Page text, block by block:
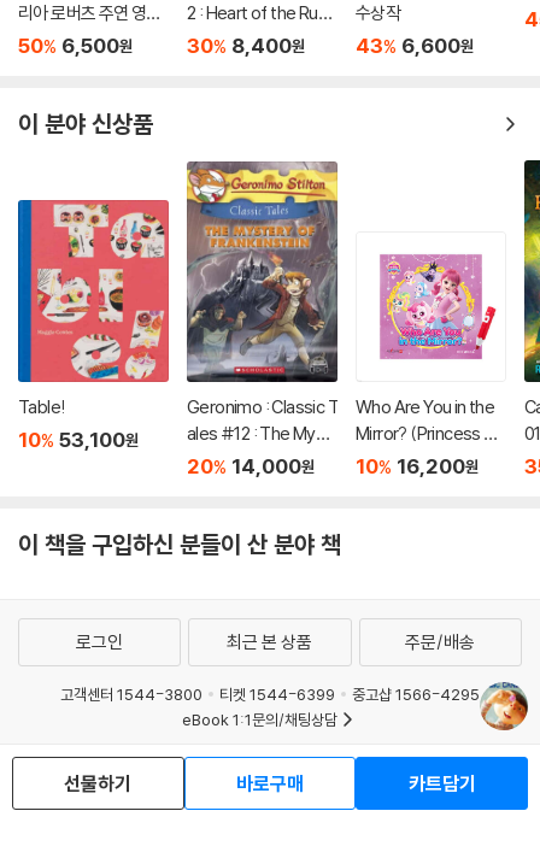
리아 로버츠 주연 영화
'원더' 원작 소설
50% 6,500원
2 : Heart of the Ruby
Dragon (A Branches
30% 8,400원
수상작
43% 6,600원
이 분야 신상품
Table!
10% 53,100원
Geronimo : Classic T
ales #12 : The Myst
ery of Frankenstein
20% 14,000원
Who Are You in the
Mirror? (Princess Ca
tch! Teenieping) (세
10% 16,200원
이 책을 구입하신 분들이 산 분야 책
선물하기 바로구매 카트담기
로그인 최근 본 상품 주문/배송
고객센터 1544-3800 티켓 1544-6399
중고샵 1566-4295
eBook 1:1문의/채팅상담
예스이십사(주) 사업자 정보
이용약관
개인정보처리방침
청소년보호정책
PC버전
회사소개
거래처관계자께